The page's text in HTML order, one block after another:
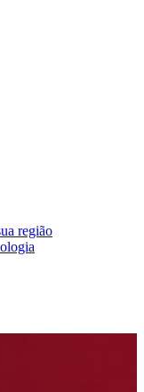
região